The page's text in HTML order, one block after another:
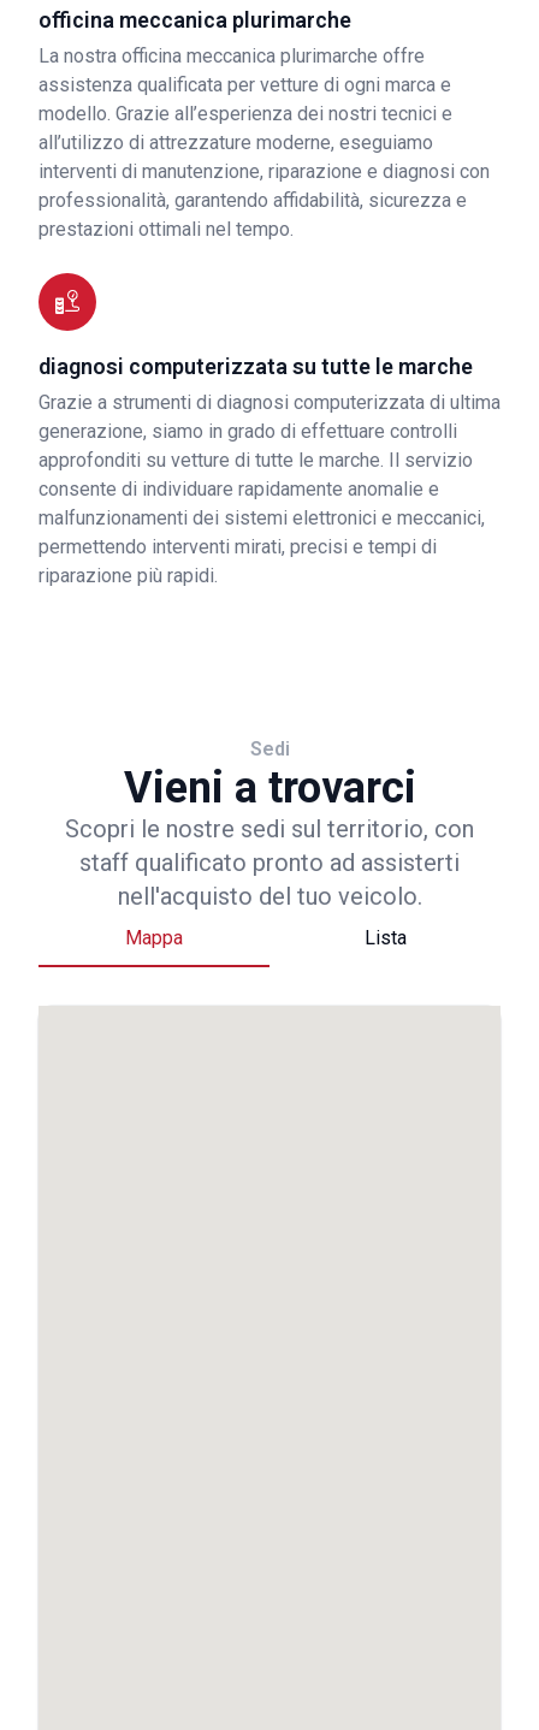
officina meccanica plurimarche
La nostra officina meccanica plurimarche offre
assistenza qualificata per vetture di ogni marca e
modello. Grazie all’esperienza dei nostri tecnici e
all’utilizzo di attrezzature moderne, eseguiamo
interventi di manutenzione, riparazione e diagnosi con
professionalità, garantendo affidabilità, sicurezza e
prestazioni ottimali nel tempo.
diagnosi computerizzata su tutte le marche
Grazie a strumenti di diagnosi computerizzata di ultima
generazione, siamo in grado di effettuare controlli
approfonditi su vetture di tutte le marche. Il servizio
consente di individuare rapidamente anomalie e
malfunzionamenti dei sistemi elettronici e meccanici,
permettendo interventi mirati, precisi e tempi di
riparazione più rapidi.
Sedi
Vieni a trovarci
Scopri le nostre sedi sul territorio, con
staff qualificato pronto ad assisterti
nell'acquisto del tuo veicolo.
Mappa Lista